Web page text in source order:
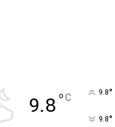
9.8°C 9.8°
9.8°